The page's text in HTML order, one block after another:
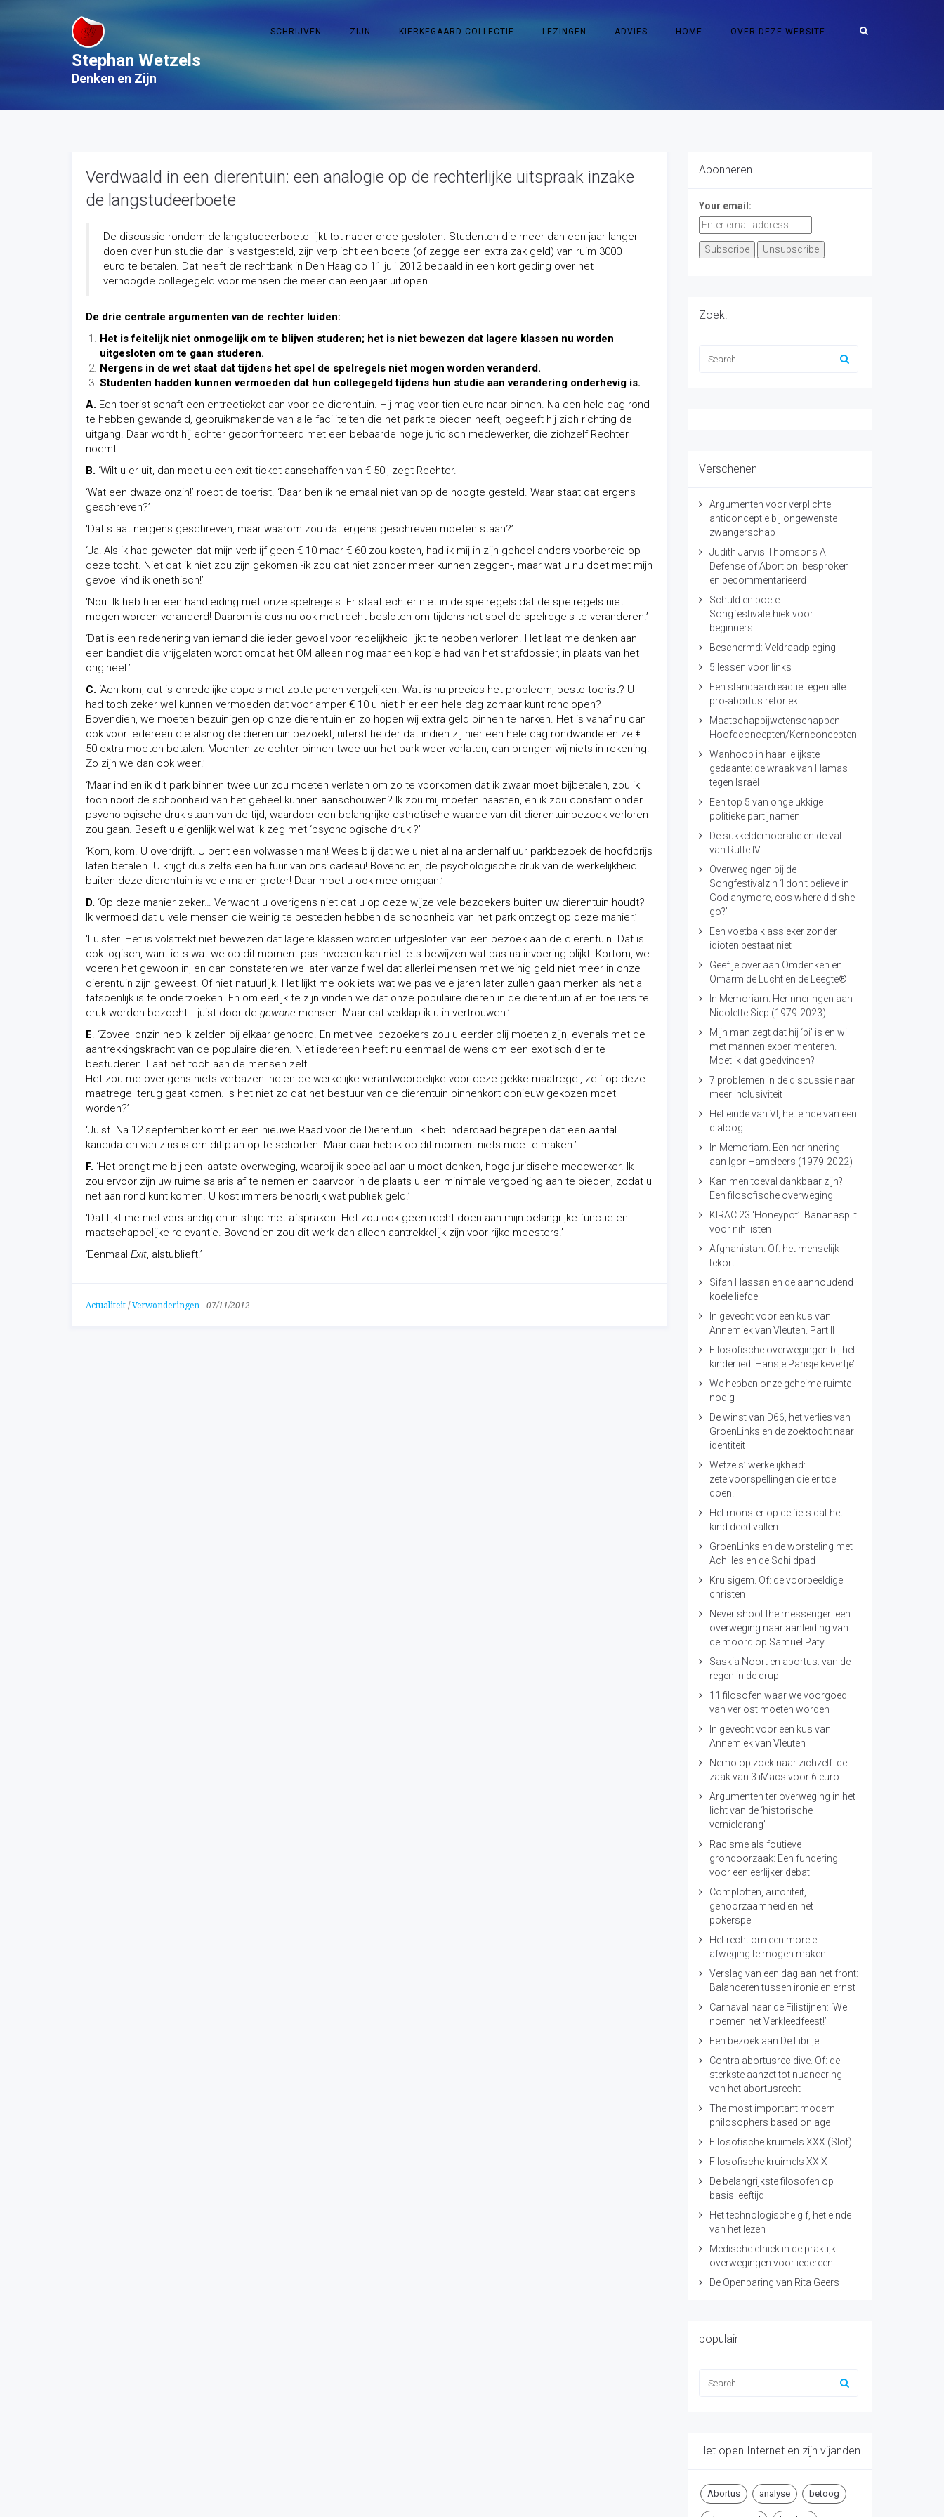
SCHRIJVEN ZIJN KIERKEGAARD COLLECTIE LEZINGEN ADVIES HOME OVER DEZE WEBSITE
Stephan Wetzels
Denken en Zijn
Verdwaald in een dierentuin: een analogie op de rechterlijke uitspraak inzake
de langstudeerboete
De discussie rondom de langstudeerboete lijkt tot nader orde gesloten. Studenten die meer dan een jaar langer
doen over hun studie dan is vastgesteld, zijn verplicht een boete (of zegge een extra zak geld) van ruim 3000
euro te betalen. Dat heeft de rechtbank in Den Haag op 11 juli 2012 bepaald in een kort geding over het
verhoogde collegegeld voor mensen die meer dan een jaar uitlopen.
De drie centrale argumenten van de rechter luiden:
Het is feitelijk niet onmogelijk om te blijven studeren; het is niet bewezen dat lagere klassen nu worden
uitgesloten om te gaan studeren.
Nergens in de wet staat dat tijdens het spel de spelregels niet mogen worden veranderd.
Studenten hadden kunnen vermoeden dat hun collegegeld tijdens hun studie aan verandering onderhevig is.
A. Een toerist schaft een entreeticket aan voor de dierentuin. Hij mag voor tien euro naar binnen. Na een hele dag rond
te hebben gewandeld, gebruikmakende van alle faciliteiten die het park te bieden heeft, begeeft hij zich richting de
uitgang. Daar wordt hij echter geconfronteerd met een bebaarde hoge juridisch medewerker, die zichzelf Rechter
noemt.
B. ‘Wilt u er uit, dan moet u een exit-ticket aanschaffen van € 50’, zegt Rechter.
‘Wat een dwaze onzin!’ roept de toerist. ‘Daar ben ik helemaal niet van op de hoogte gesteld. Waar staat dat ergens
geschreven?’
‘Dat staat nergens geschreven, maar waarom zou dat ergens geschreven moeten staan?’
‘Ja! Als ik had geweten dat mijn verblijf geen € 10 maar € 60 zou kosten, had ik mij in zijn geheel anders voorbereid op
deze tocht. Niet dat ik niet zou zijn gekomen -ik zou dat niet zonder meer kunnen zeggen-, maar wat u nu doet met mijn
gevoel vind ik onethisch!’
‘Nou. Ik heb hier een handleiding met onze spelregels. Er staat echter niet in de spelregels dat de spelregels niet
mogen worden veranderd! Daarom is dus nu ook met recht besloten om tijdens het spel de spelregels te veranderen.’
‘Dat is een redenering van iemand die ieder gevoel voor redelijkheid lijkt te hebben verloren. Het laat me denken aan
een bandiet die vrijgelaten wordt omdat het OM alleen nog maar een kopie had van het strafdossier, in plaats van het
origineel.’
C. ‘Ach kom, dat is onredelijke appels met zotte peren vergelijken. Wat is nu precies het probleem, beste toerist? U
had toch zeker wel kunnen vermoeden dat voor amper € 10 u niet hier een hele dag zomaar kunt rondlopen?
Bovendien, we moeten bezuinigen op onze dierentuin en zo hopen wij extra geld binnen te harken. Het is vanaf nu dan
ook voor iedereen die alsnog de dierentuin bezoekt, uiterst helder dat indien zij hier een hele dag rondwandelen ze €
50 extra moeten betalen. Mochten ze echter binnen twee uur het park weer verlaten, dan brengen wij niets in rekening.
Zo zijn we dan ook weer!’
‘Maar indien ik dit park binnen twee uur zou moeten verlaten om zo te voorkomen dat ik zwaar moet bijbetalen, zou ik
toch nooit de schoonheid van het geheel kunnen aanschouwen? Ik zou mij moeten haasten, en ik zou constant onder
psychologische druk staan van de tijd, waardoor een belangrijke esthetische waarde van dit dierentuinbezoek verloren
zou gaan. Beseft u eigenlijk wel wat ik zeg met ‘psychologische druk’?’
‘Kom, kom. U overdrijft. U bent een volwassen man! Wees blij dat we u niet al na anderhalf uur parkbezoek de hoofdprijs
laten betalen. U krijgt dus zelfs een halfuur van ons cadeau! Bovendien, de psychologische druk van de werkelijkheid
buiten deze dierentuin is vele malen groter! Daar moet u ook mee omgaan.’
D. ‘Op deze manier zeker… Verwacht u overigens niet dat u op deze wijze vele bezoekers buiten uw dierentuin houdt?
Ik vermoed dat u vele mensen die weinig te besteden hebben de schoonheid van het park ontzegt op deze manier.’
‘Luister. Het is volstrekt niet bewezen dat lagere klassen worden uitgesloten van een bezoek aan de dierentuin. Dat is
ook logisch, want iets wat we op dit moment pas invoeren kan niet iets bewijzen wat pas na invoering blijkt. Kortom, we
voeren het gewoon in, en dan constateren we later vanzelf wel dat allerlei mensen met weinig geld niet meer in onze
dierentuin zijn geweest. Of niet natuurlijk. Het lijkt me ook iets wat we pas vele jaren later zullen gaan merken als het al
fatsoenlijk is te onderzoeken. En om eerlijk te zijn vinden we dat onze populaire dieren in de dierentuin af en toe iets te
druk worden bezocht….juist door de gewone mensen. Maar dat verklap ik u in vertrouwen.’
E. ‘Zoveel onzin heb ik zelden bij elkaar gehoord. En met veel bezoekers zou u eerder blij moeten zijn, evenals met de
aantrekkingskracht van de populaire dieren. Niet iedereen heeft nu eenmaal de wens om een exotisch dier te
bestuderen. Laat het toch aan de mensen zelf!
Het zou me overigens niets verbazen indien de werkelijke verantwoordelijke voor deze gekke maatregel, zelf op deze
maatregel terug gaat komen. Is het niet zo dat het bestuur van de dierentuin binnenkort opnieuw gekozen moet
worden?’
‘Juist. Na 12 september komt er een nieuwe Raad voor de Dierentuin. Ik heb inderdaad begrepen dat een aantal
kandidaten van zins is om dit plan op te schorten. Maar daar heb ik op dit moment niets mee te maken.’
F. ‘Het brengt me bij een laatste overweging, waarbij ik speciaal aan u moet denken, hoge juridische medewerker. Ik
zou ervoor zijn uw ruime salaris af te nemen en daarvoor in de plaats u een minimale vergoeding aan te bieden, zodat u
net aan rond kunt komen. U kost immers behoorlijk wat publiek geld.’
‘Dat lijkt me niet verstandig en in strijd met afspraken. Het zou ook geen recht doen aan mijn belangrijke functie en
maatschappelijke relevantie. Bovendien zou dit werk dan alleen aantrekkelijk zijn voor rijke meesters.’
‘Eenmaal Exit, alstublieft.’
Actualiteit / Verwonderingen - 07/11/2012
Abonneren
Your email:
Zoek!
Verschenen
Argumenten voor verplichte
anticonceptie bij ongewenste
zwangerschap
Judith Jarvis Thomsons A
Defense of Abortion: besproken
en becommentarieerd
Schuld en boete.
Songfestivalethiek voor
beginners
Beschermd: Veldraadpleging
5 lessen voor links
Een standaardreactie tegen alle
pro-abortus retoriek
Maatschappijwetenschappen
Hoofdconcepten/Kernconcepten
Wanhoop in haar lelijkste
gedaante: de wraak van Hamas
tegen Israël
Een top 5 van ongelukkige
politieke partijnamen
De sukkeldemocratie en de val
van Rutte IV
Overwegingen bij de
Songfestivalzin ‘I don’t believe in
God anymore, cos where did she
go?’
Een voetbalklassieker zonder
idioten bestaat niet
Geef je over aan Omdenken en
Omarm de Lucht en de Leegte®
In Memoriam. Herinneringen aan
Nicolette Siep (1979-2023)
Mijn man zegt dat hij ‘bi’ is en wil
met mannen experimenteren.
Moet ik dat goedvinden?
7 problemen in de discussie naar
meer inclusiviteit
Het einde van VI, het einde van een
dialoog
In Memoriam. Een herinnering
aan Igor Hameleers (1979-2022)
Kan men toeval dankbaar zijn?
Een filosofische overweging
KIRAC 23 ‘Honeypot’: Bananasplit
voor nihilisten
Afghanistan. Of: het menselijk
tekort.
Sifan Hassan en de aanhoudend
koele liefde
In gevecht voor een kus van
Annemiek van Vleuten. Part II
Filosofische overwegingen bij het
kinderlied ‘Hansje Pansje kevertje’
We hebben onze geheime ruimte
nodig
De winst van D66, het verlies van
GroenLinks en de zoektocht naar
identiteit
Wetzels’ werkelijkheid:
zetelvoorspellingen die er toe
doen!
Het monster op de fiets dat het
kind deed vallen
GroenLinks en de worsteling met
Achilles en de Schildpad
Kruisigem. Of: de voorbeeldige
christen
Never shoot the messenger: een
overweging naar aanleiding van
de moord op Samuel Paty
Saskia Noort en abortus: van de
regen in de drup
11 filosofen waar we voorgoed
van verlost moeten worden
In gevecht voor een kus van
Annemiek van Vleuten
Nemo op zoek naar zichzelf: de
zaak van 3 iMacs voor 6 euro
Argumenten ter overweging in het
licht van de ‘historische
vernieldrang’
Racisme als foutieve
grondoorzaak: Een fundering
voor een eerlijker debat
Complotten, autoriteit,
gehoorzaamheid en het
pokerspel
Het recht om een morele
afweging te mogen maken
Verslag van een dag aan het front:
Balanceren tussen ironie en ernst
Carnaval naar de Filistijnen: ‘We
noemen het Verkleedfeest!’
Een bezoek aan De Librije
Contra abortusrecidive. Of: de
sterkste aanzet tot nuancering
van het abortusrecht
The most important modern
philosophers based on age
Filosofische kruimels XXX (Slot)
Filosofische kruimels XXIX
De belangrijkste filosofen op
basis leeftijd
Het technologische gif, het einde
van het lezen
Medische ethiek in de praktijk:
overwegingen voor iedereen
De Openbaring van Rita Geers
populair
Het open Internet en zijn vijanden
Abortus analyse betoog